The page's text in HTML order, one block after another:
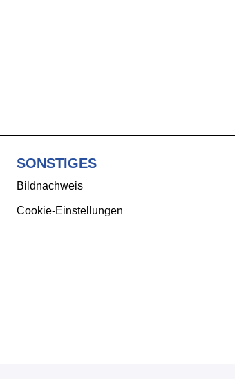
SONSTIGES
Bildnachweis
Cookie-Einstellungen